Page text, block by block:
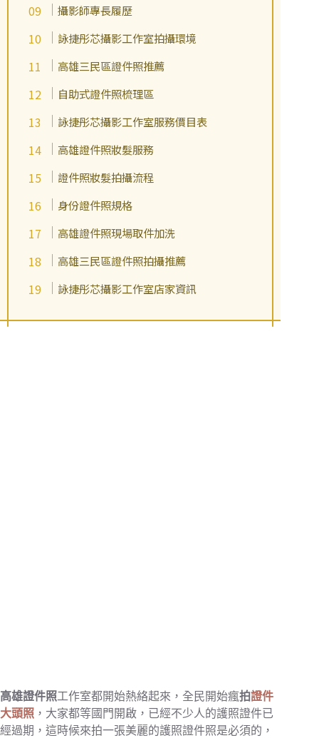
攝影師專長履歷
詠捷彤芯攝影工作室拍攝環境
高雄三民區證件照推薦
自助式證件照梳理區
詠捷彤芯攝影工作室服務價目表
高雄證件照妝髮服務
證件照妝髮拍攝流程
身份證件照規格
高雄證件照現場取件加洗
高雄三民區證件照拍攝推薦
詠捷彤芯攝影工作室店家資訊
高雄證件照工作室都開始熱絡起來，全民開始瘋拍證件
大頭照 ，大家都等國門開啟，已經不少人的護照證件已
經過期，這時候來拍一張美麗的護照證件照是必須的，